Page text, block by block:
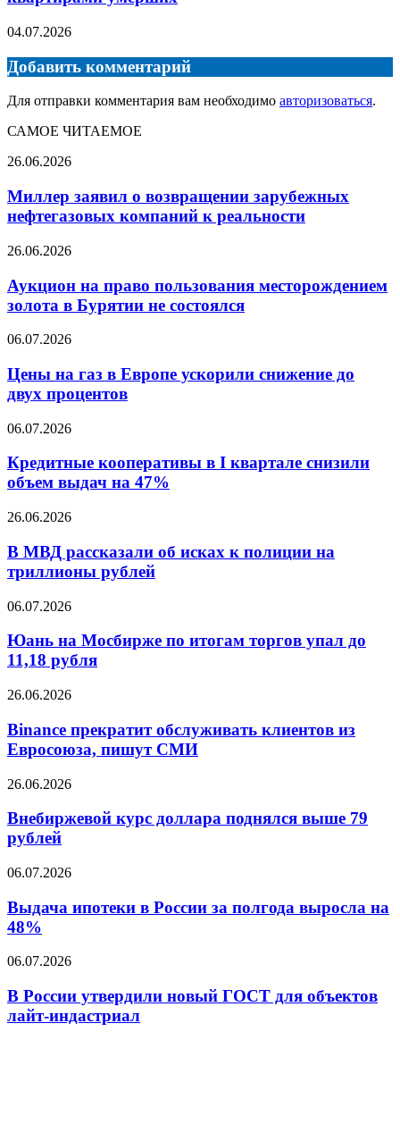
04.07.2026
Добавить комментарий
Для отправки комментария вам необходимо авторизоваться.
САМОЕ ЧИТАЕМОЕ
Миллер
о
возвращении
зарубежных
компаний
реальности
26.06.2026
Миллер заявил о возвращении зарубежных
нефтегазовых компаний к реальности
Аукцион
право
пользования
месторождением
в
не
состоялся
26.06.2026
Аукцион на право пользования месторождением
золота в Бурятии не состоялся
Цены
газ
в
Европе
снижение
двух
процентов
06.07.2026
Цены на газ в Европе ускорили снижение до
двух процентов
Кредитные
в
квартале
объем
на
47%
06.07.2026
Кредитные кооперативы в I квартале снизили
объем выдач на 47%
В
рассказали
об
исках
полиции
триллионы
рублей
26.06.2026
В МВД рассказали об исках к полиции на
триллионы рублей
Юань
Мосбирже
по
итогам
упал
11,18
рубля
06.07.2026
Юань на Мосбирже по итогам торгов упал до
11,18 рубля
Binance
обслуживать
клиентов
из
пишут
26.06.2026
Binance прекратит обслуживать клиентов из
Евросоюза, пишут СМИ
Внебиржевой
доллара
поднялся
выше
рублей
26.06.2026
Внебиржевой курс доллара поднялся выше 79
рублей
Выдача
в
России
за
выросла
48%
06.07.2026
Выдача ипотеки в России за полгода выросла на
48%
В
утвердили
новый
ГОСТ
06.07.2026
В России утвердили новый ГОСТ для объектов
лайт-индастриал